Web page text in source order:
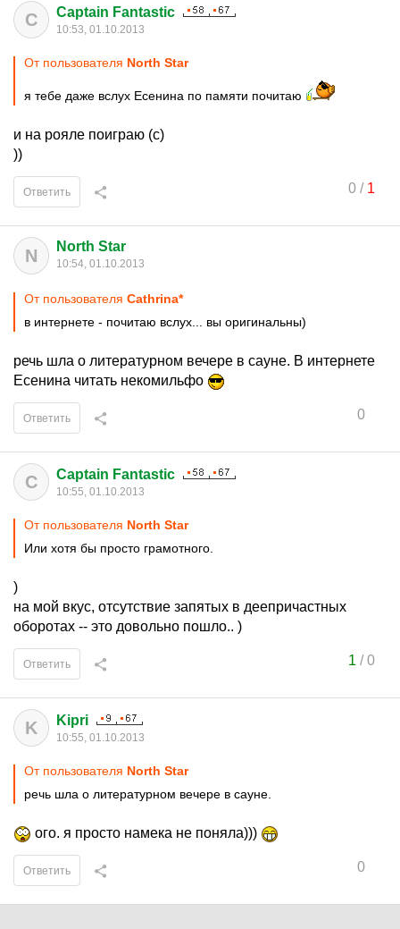
C Captain Fantastic
10:53, 01.10.2013
От пользователя North Star
я тебе даже вслух Есенина по памяти почитаю
и на рояле поиграю (с)
))
0/ 1
Ответить
N North Star
10:54, 01.10.2013
От пользователя Cathrina*
в интернете - почитаю вслух... вы оригинальны)
речь шла о литературном вечере в сауне. В интернете
Есенина читать некомильфо
0
Ответить
C Captain Fantastic
10:55, 01.10.2013
От пользователя North Star
Или хотя бы просто грамотного.
)
на мой вкус, отсутствие запятых в деепричастных
оборотах -- это довольно пошло.. )
1 /0
Ответить
K Kipri
10:55, 01.10.2013
От пользователя North Star
речь шла о литературном вечере в сауне.
ого. я просто намека не поняла)))
0
Ответить